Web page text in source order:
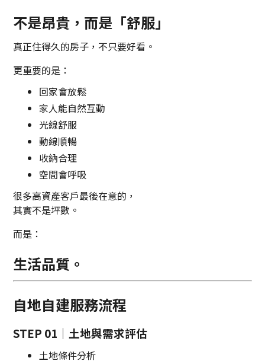
不是昂貴，而是「舒服」
真正住得久的房子，不只要好看。
更重要的是：
回家會放鬆
家人能自然互動
光線舒服
動線順暢
收納合理
空間會呼吸
很多高資產客戶最後在意的，
其實不是坪數。
而是：
生活品質。
自地自建服務流程
STEP 01｜土地與需求評估
土地條件分析